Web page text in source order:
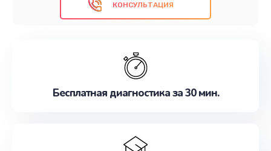
КОНСУЛЬТАЦИЯ
Бесплатная диагностика за 30 мин.